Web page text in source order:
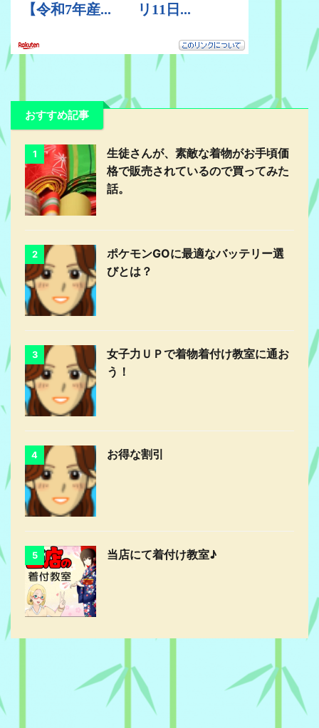
おすすめ記事
1
生徒さんが、素敵な着物がお手頃価
格で販売されているので買ってみた
話。
2
ポケモンGOに最適なバッテリー選
びとは？
3
女子力ＵＰで着物着付け教室に通お
う！
4 お得な割引
5 当店にて着付け教室♪